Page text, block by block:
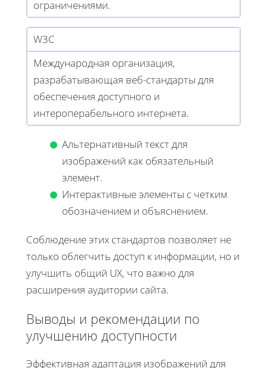
ограничениями.
W3C
Международная организация,
разрабатывающая веб-стандарты для
обеспечения доступного и
интероперабельного интернета.
Альтернативный текст для
изображений как обязательный
элемент.
Интерактивные элементы с четким
обозначением и объяснением.
Соблюдение этих стандартов позволяет не
только облегчить доступ к информации, но и
улучшить общий UX, что важно для
расширения аудитории сайта.
Выводы и рекомендации по
улучшению доступности
Эффективная адаптация изображений для